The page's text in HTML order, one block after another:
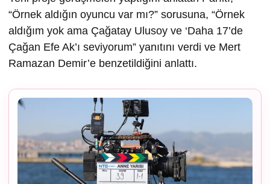
“Örnek aldığın oyuncu var mı?” sorusuna, “Örnek
aldığım yok ama Çağatay Ulusoy ve ‘Daha 17’de
Çağan Efe Ak’ı seviyorum” yanıtını verdi ve Mert
Ramazan Demir’e benzetildiğini anlattı.